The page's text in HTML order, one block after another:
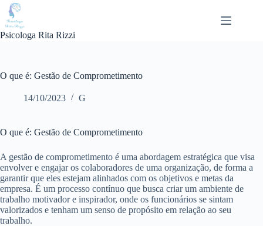
Pular
para
conteúdo
Psicologa Rita Rizzi
O que é: Gestão de Comprometimento
14/10/2023 G
O que é: Gestão de Comprometimento
A gestão de comprometimento é uma abordagem estratégica que visa
envolver e engajar os colaboradores de uma organização, de forma a
garantir que eles estejam alinhados com os objetivos e metas da
empresa. É um processo contínuo que busca criar um ambiente de
trabalho motivador e inspirador, onde os funcionários se sintam
valorizados e tenham um senso de propósito em relação ao seu
trabalho.